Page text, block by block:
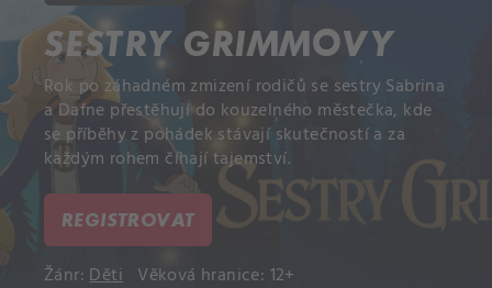
SESTRY GRIMMOVY
Rok po záhadném zmizení rodičů se sestry Sabrina
a Dafne přestěhují do kouzelného městečka, kde
se příběhy z pohádek stávají skutečností a za
každým rohem číhají tajemství.
REGISTROVAT
Žánr:Děti Věková hranice: 12+